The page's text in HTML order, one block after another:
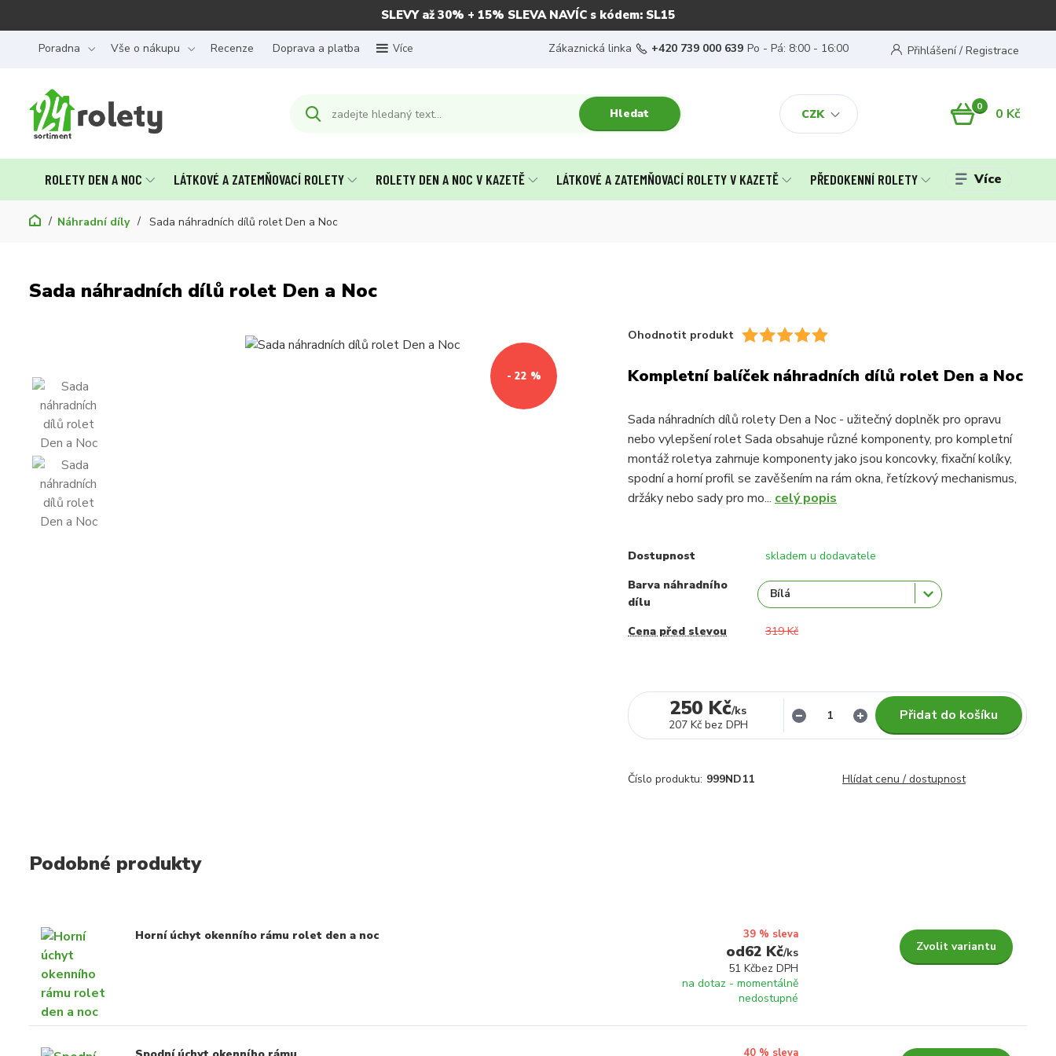
SLEVY až 30% + 15% SLEVA NAVÍC s kódem: SL15
Poradna Vše o nákupu Recenze Doprava a platba Více
CZK
Přihlášení / Registrace
Hledat
Zákaznická linka +420 739 000 639 Po - Pá: 8:00 - 16:00
0 0 Kč
ROLETY DEN A NOC LÁTKOVÉ A ZATEMŇOVACÍ ROLETY ROLETY DEN A NOC V KAZETĚ LÁTKOVÉ A ZATEMŇOVACÍ ROLETY V KAZETĚ PŘEDOKENNÍ ROLETY Více
Náhradní díly Sada náhradních dílů rolet Den a Noc
Sada náhradních dílů rolet Den a Noc
- 22 %
Ohodnotit produkt
Kompletní balíček náhradních dílů rolet Den a Noc
Sada náhradních dílů rolety Den a Noc - užitečný doplněk pro opravu
nebo vylepšení rolet Sada obsahuje různé komponenty, pro kompletní
montáž roletya zahrnuje komponenty jako jsou koncovky, fixační kolíky,
spodní a horní profil se zavěšením na rám okna, řetízkový mechanismus,
držáky nebo sady pro mo... celý popis
Dostupnost
skladem u dodavatele
Barva náhradního
dílu
Cena před slevou
319 Kč
250 Kč/ks
207 Kč bez DPH
Přidat do košíku
Číslo produktu: 999ND11 Hlídat cenu / dostupnost
Podobné produkty
Horní úchyt okenního rámu rolet den a noc 39 % sleva
62 Kč/ks
51 Kčbez DPH
na dotaz - momentálně
nedostupné
Zvolit variantu
40 % sleva